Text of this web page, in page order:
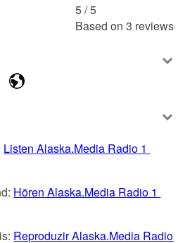
5 /5
Based on 3 reviews
Listen Alaska.Media Radio 1
Hören Alaska.Media Radio 1
Reproduzir Alaska.Media Radio